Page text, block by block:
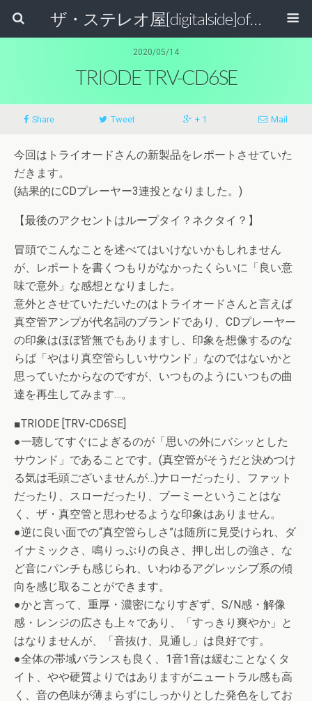
ザ・ステレオ屋[digitalside]official blog.
2020/05/14
TRIODE TRV-CD6SE
Share Tweet + 1 Mail
今回はトライオードさんの新製品をレポートさせていた
だきます。
(結果的にCDプレーヤー3連投となりました。)
【最後のアクセントはループタイ？ネクタイ？】
冒頭でこんなことを述べてはいけないかもしれません
が、レポートを書くつもりがなかったくらいに「良い意
味で意外」な感想となりました。
意外とさせていただいたのはトライオードさんと言えば
真空管アンプが代名詞のブランドであり、CDプレーヤー
の印象はほぼ皆無でもありますし、印象を想像するのな
らば「やはり真空管らしいサウンド」なのではないかと
思っていたからなのですが、いつものようにいつもの曲
達を再生してみます…。
■TRIODE [TRV-CD6SE]
●一聴してすぐによぎるのが「思いの外にバシッとした
サウンド」であることです。(真空管がそうだと決めつけ
る気は毛頭ございませんが…)ナローだったり、ファット
だったり、スローだったり、ブーミーということはな
く、ザ・真空管と思わせるような印象はありません。
●逆に良い面での“真空管らしさ”は随所に見受けられ、ダ
イナミックさ、鳴りっぷりの良さ、押し出しの強さ、な
ど音にパンチも感じられ、いわゆるアグレッシブ系の傾
向を感じ取ることができます。
●かと言って、重厚・濃密になりすぎず、S/N感・解像
感・レンジの広さも上々であり、「すっきり爽やか」と
はなりませんが、「音抜け、見通し」は良好です。
●全体の帯域バランスも良く、1音1音は緩むことなくタ
イト、やや硬質よりではありますがニュートラル感も高
く、音の色味が薄まらずにしっかりとした発色をしてお